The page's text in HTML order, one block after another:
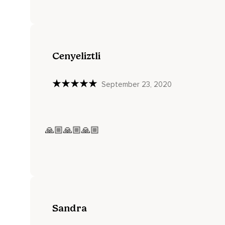
Presta atención al olor que fluye dentro y fuera de tu cuerpo.
En un momento va a sonar la campana.
Cenyeliztli
September 23, 2020
🙏🏼🙏🏼🙏🏼
Sandra